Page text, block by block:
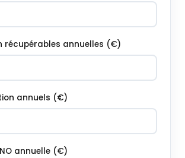
récupérables annuelles (€)
annuels (€)
annuelle (€)